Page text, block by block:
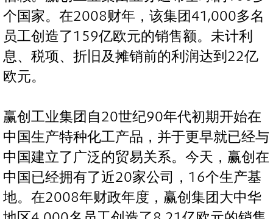
个国家。在2008财年，该集团41,000多名
员工创造了159亿欧元的销售额。未计利
息、税项、折旧及摊销前的利润达到22亿
欧元。
赢创工业集团自20世纪90年代初期开始在
中国生产特种化工产品，并于更早就已经与
中国建立了广泛的贸易关系。今天，赢创在
中国已经拥有了近20家公司，16个生产基
地。在2008年财政年度，赢创集团大中华